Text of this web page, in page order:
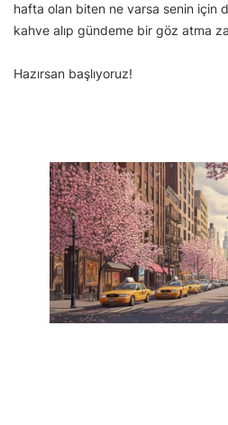
hafta olan biten ne varsa senin için
kahve alıp gündeme bir göz atma
Hazırsan başlıyoruz!